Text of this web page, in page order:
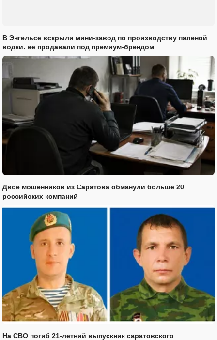
В Энгельсе вскрыли мини-завод по производству паленой
водки: ее продавали под премиум-брендом
Двое мошенников из Саратова обманули больше 20
российских компаний
На СВО погиб 21-летний выпускник саратовского